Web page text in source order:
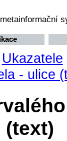
Ukazatele
- ulice
(text)